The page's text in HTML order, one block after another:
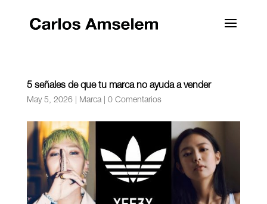
5 señales de que tu marca no ayuda a vender
May 5, 2026| Marca| 0 Comentarios